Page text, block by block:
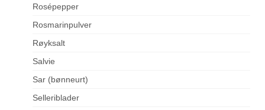
Rosépepper
Rosmarinpulver
Røyksalt
Salvie
Sar (bønneurt)
Selleriblader